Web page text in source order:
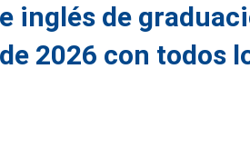
inglés de
2026 con todos